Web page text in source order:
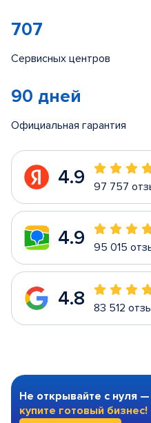
707
Сервисных центров
90 дней
Официальная гарантия
4.9 97 757
4.9 95 015
4.8 83 512
Не открывайте с нуля —
купите готовый бизнес!